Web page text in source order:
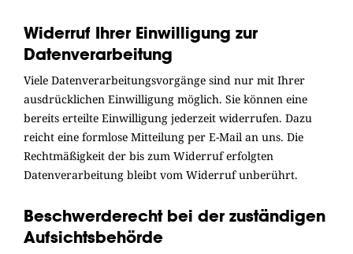
Widerruf Ihrer Einwilligung zur
Datenverarbeitung
Viele Datenverarbeitungsvorgänge sind nur mit Ihrer
ausdrücklichen Einwilligung möglich. Sie können eine
bereits erteilte Einwilligung jederzeit widerrufen. Dazu
reicht eine formlose Mitteilung per E-Mail an uns. Die
Rechtmäßigkeit der bis zum Widerruf erfolgten
Datenverarbeitung bleibt vom Widerruf unberührt.
Beschwerderecht bei der zuständigen
Aufsichtsbehörde